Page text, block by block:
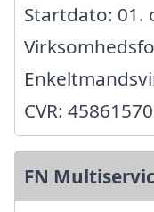
Startdato: 01.
CVR: 45861570
FN